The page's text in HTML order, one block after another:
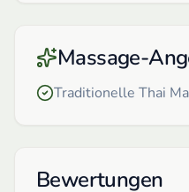
Massage-
Traditionelle Thai
Bewertungen